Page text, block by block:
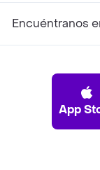
Encuéntranos
App